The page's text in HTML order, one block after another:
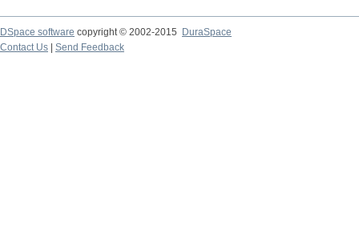
DSpace software copyright © 2002-2015
DuraSpace
Contact Us
Send Feedback